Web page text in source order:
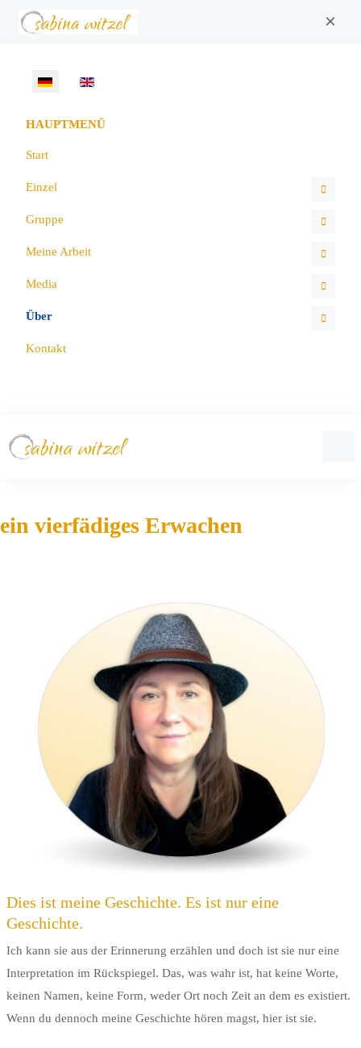
×
Sprache auswählen
HAUPTMENÜ
Start
Einzel
Gruppe
Meine Arbeit
Media
Über
Kontakt
ein vierfädiges Erwachen
Dies ist meine Geschichte. Es ist nur eine
Geschichte.
Ich kann sie aus der Erinnerung erzählen und doch ist sie nur eine
Interpretation im Rückspiegel. Das, was wahr ist, hat keine Worte,
keinen Namen, keine Form, weder Ort noch Zeit an dem es existiert.
Wenn du dennoch meine Geschichte hören magst, hier ist sie.